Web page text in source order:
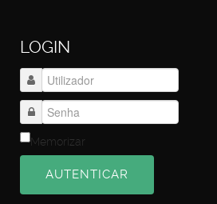
LOGIN
Memorizar
AUTENTICAR